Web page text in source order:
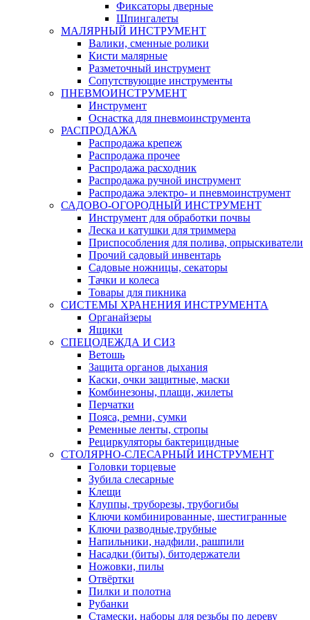
Фиксаторы дверные
Шпингалеты
МАЛЯРНЫЙ ИНСТРУМЕНТ
Валики, сменные ролики
Кисти малярные
Разметочный инструмент
Сопутствующие инструменты
ПНЕВМОИНСТРУМЕНТ
Инструмент
Оснастка для пневмоинструмента
РАСПРОДАЖА
Распродажа крепеж
Распродажа прочее
Распродажа расходник
Распродажа ручной инструмент
Распродажа электро- и пневмоинструмент
САДОВО-ОГОРОДНЫЙ ИНСТРУМЕНТ
Инструмент для обработки почвы
Леска и катушки для триммера
Приспособления для полива, опрыскиватели
Прочий садовый инвентарь
Садовые ножницы, секаторы
Тачки и колеса
Товары для пикника
СИСТЕМЫ ХРАНЕНИЯ ИНСТРУМЕНТА
Органайзеры
Ящики
СПЕЦОДЕЖДА И СИЗ
Ветошь
Защита органов дыхания
Каски, очки защитные, маски
Комбинезоны, плащи, жилеты
Перчатки
Пояса, ремни, сумки
Ременные ленты, стропы
Рециркуляторы бактерицидные
СТОЛЯРНО-СЛЕСАРНЫЙ ИНСТРУМЕНТ
Головки торцевые
Зубила слесарные
Клещи
Клуппы, труборезы, трубогибы
Ключи комбинированные, шестигранные
Ключи разводные,трубные
Напильники, надфили, рашпили
Насадки (биты), битодержатели
Ножовки, пилы
Отвёртки
Пилки и полотна
Рубанки
Стамески, наборы для резьбы по дереву